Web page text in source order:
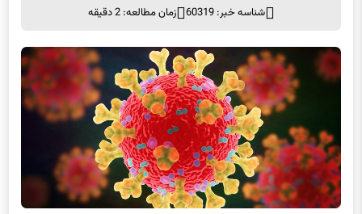
شناسه خبر: 60319
زمان مطالعه: 2 دقیقه